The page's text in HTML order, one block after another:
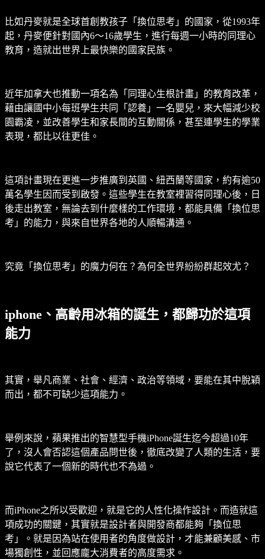
比如丹麥就是全球首創教孩子「換位思考」的國家，從1993年
起，丹麥便針對國內6～16歲學生，進行每週一小時的同理心
教育，造就出世界上最快樂的國家民族。
近年加拿大也推動一項名為「同理心生根計畫」的教育改革，
藉由讓國中小每班學生共同「認養」一名嬰兒，來大幅減少校
園霸凌，並改善學生和家長間的互動關係，甚至連學生的學業
表現，都比以往更佳。
這項計畫現在更進一步推廣到英國、紐西蘭等國家，約有逾50
萬名學生因而受到啟發。這些學生在教室裡習得同理心後，日
後走出教室，無論去到什麼樣的工作環境，都能具備「換位思
考」的能力，與來自世界各地的人順暢溝通。
究竟「換位思考」的魔力何在？為何全世界紛紛群起效尤？
iphone、高齡用冰箱的誕生，都歸功於這項
能力
其實，舉凡商業、社會、經濟、政治等領域，要能在其中脫穎
而出，都不可缺少這項能力。
舉例來說，蘋果推出的智慧型手機iPhone誕生迄今超過10年
了，沒人會否認這個產品問世後，徹底改變了人類的生活，要
說它代表了一個新的時代也不為過。
而iPhone之所以受歡迎，就是它的人性化操作設計。而造就這
項成功的關鍵，其實就是設計者與開發商都能夠「換位思
考」。就是因為站在使用者的角度做設計，才能兼顧美感、市
場獨創性，並回應龐大消費者的高度需求。